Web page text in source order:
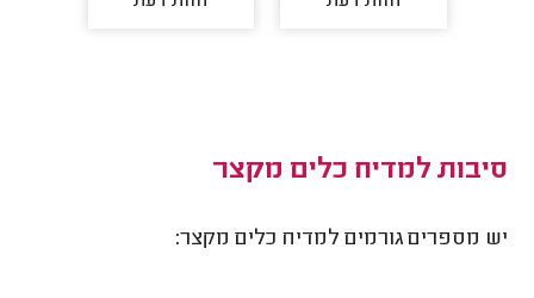
סיבות למדיח כלים מקצר
יש מספרים גורמים למדיח כלים מקצר: